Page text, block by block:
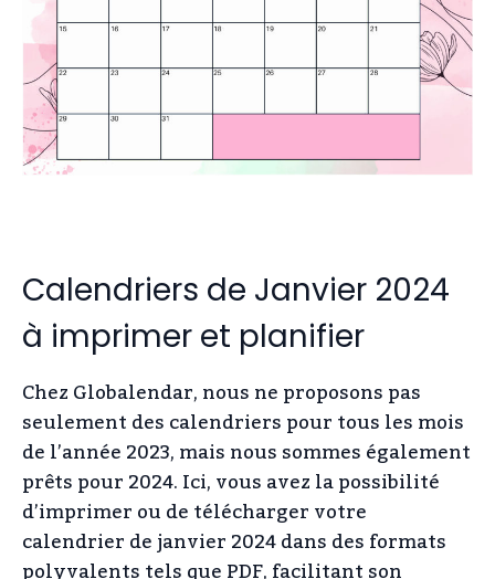
Calendriers de Janvier 2024
à imprimer et planifier
Chez Globalendar, nous ne proposons pas
seulement des calendriers pour tous les mois
de l’année 2023, mais nous sommes également
prêts pour 2024. Ici, vous avez la possibilité
d’imprimer ou de télécharger votre
calendrier de janvier 2024 dans des formats